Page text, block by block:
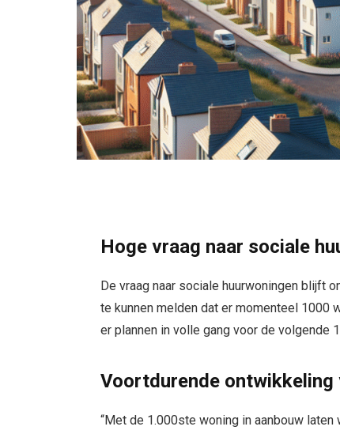
Hoge vraag naar sociale
De vraag naar sociale huurwoningen blijft
te kunnen melden dat er momenteel 1000
er plannen in volle gang voor de volgende
Voortdurende ontwikkeling
“Met de 1.000ste woning in aanbouw